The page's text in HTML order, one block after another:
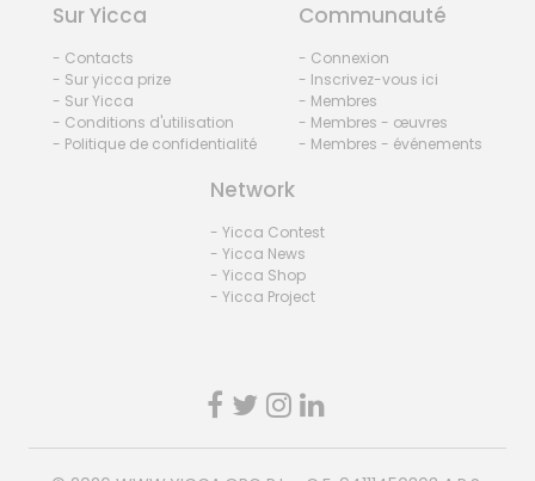
Sur Yicca
- Contacts
- Sur yicca prize
- Sur Yicca
- Conditions d'utilisation
- Politique de confidentialité
Communauté
- Connexion
- Inscrivez-vous ici
- Membres
- Membres - œuvres
- Membres - événements
Network
- Yicca Contest
- Yicca News
- Yicca Shop
- Yicca Project